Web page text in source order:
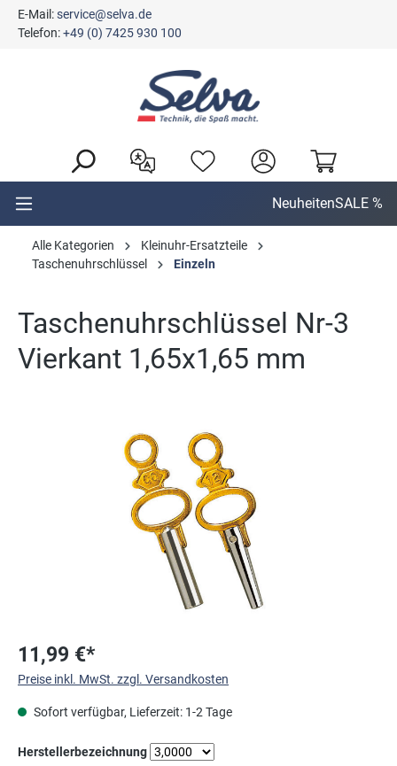
springen
E-Mail:service@selva.de
Telefon:+49 (0) 7425 930 100
NeuheitenSALE %
Alle Kategorien
Kleinuhr-Ersatzteile
Taschenuhrschlüssel
Einzeln
Taschenuhrschlüssel Nr-3
Vierkant 1,65x1,65 mm
Bildergalerie überspringen
11,99 €*
Preise inkl. MwSt. zzgl. Versandkosten
Sofort verfügbar, Lieferzeit: 1-2 Tage
Herstellerbezeichnungauswählen